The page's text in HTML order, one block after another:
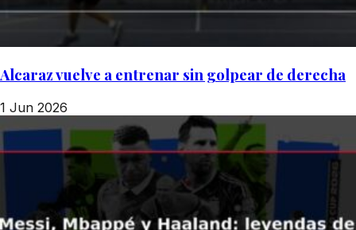
Alcaraz vuelve a entrenar sin golpear de derecha
1 Jun 2026